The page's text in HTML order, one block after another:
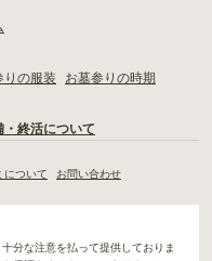
りの服装
お墓参りの時期
・終活について
について お問い合わせ
分な注意を払って提供しておりま